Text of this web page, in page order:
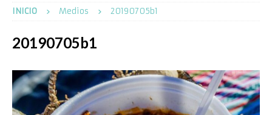
INICIO Medios 20190705b1
20190705b1